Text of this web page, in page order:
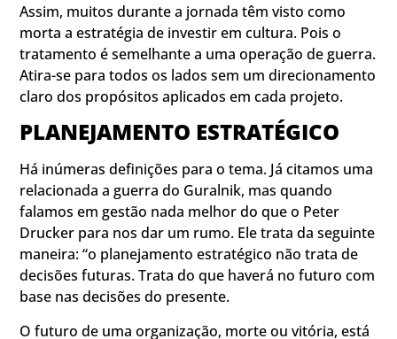
Assim, muitos durante a jornada têm visto como
morta a estratégia de investir em cultura. Pois o
tratamento é semelhante a uma operação de guerra.
Atira-se para todos os lados sem um direcionamento
claro dos propósitos aplicados em cada projeto.
PLANEJAMENTO ESTRATÉGICO
Há inúmeras definições para o tema. Já citamos uma
relacionada a guerra do Guralnik, mas quando
falamos em gestão nada melhor do que o Peter
Drucker para nos dar um rumo. Ele trata da seguinte
maneira: “o planejamento estratégico não trata de
decisões futuras. Trata do que haverá no futuro com
base nas decisões do presente.
O futuro de uma organização, morte ou vitória, está